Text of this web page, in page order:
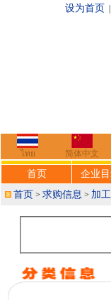
设为首页
ไทย 简体中文
首页 企业
首页 > 求购信息 > 加工